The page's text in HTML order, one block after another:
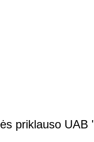
priklauso UAB